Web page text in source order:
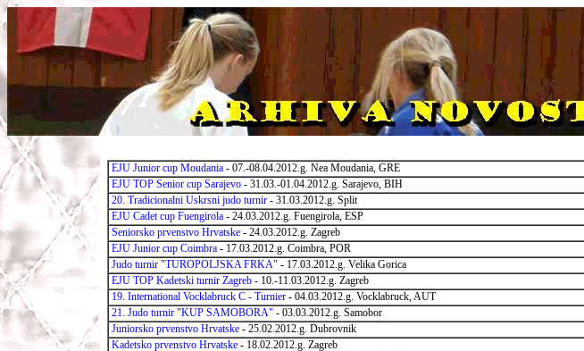
EJU Junior cup Moudania - 07.-08.04.2012.g. Nea Moudania, GRE
EJU TOP Senior cup Sarajevo - 31.03.-01.04.2012.g. Sarajevo, BIH
20. Tradicionalni Uskrsni judo turnir - 31.03.2012.g. Split
EJU Cadet cup Fuengirola - 24.03.2012.g. Fuengirola, ESP
Seniorsko prvenstvo Hrvatske - 24.03.2012.g. Zagreb
EJU Junior cup Coimbra - 17.03.2012.g. Coimbra, POR
Judo turnir "TUROPOLJSKA FRKA" - 17.03.2012.g. Velika Gorica
EJU TOP Kadetski turnir Zagreb - 10.-11.03.2012.g. Zagreb
19. International Vocklabruck C - Turnier - 04.03.2012.g. Vocklabruck, AUT
21. Judo turnir "KUP SAMOBORA" - 03.03.2012.g. Samobor
Juniorsko prvenstvo Hrvatske - 25.02.2012.g. Dubrovnik
Kadetsko prvenstvo Hrvatske - 18.02.2012.g. Zagreb